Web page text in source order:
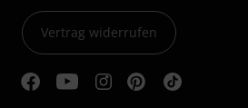
Vertrag widerrufen